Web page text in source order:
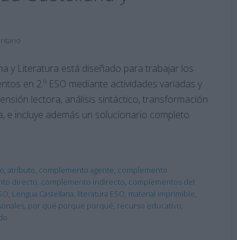
y Literatura está diseñado para trabajar los
en 2.º ESO mediante actividades variadas y
lectora, análisis sintáctico, transformación
incluye además un solucionario completo
, atributo, complemento agente, complemento
directo, complemento indirecto, complementos del
, Lengua Castellana, literatura ESO, material imprimible,
, por qué porque porqué, recurso educativo,